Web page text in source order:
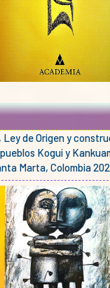
Ley de Origen y
Kogui y
Marta, Colombia